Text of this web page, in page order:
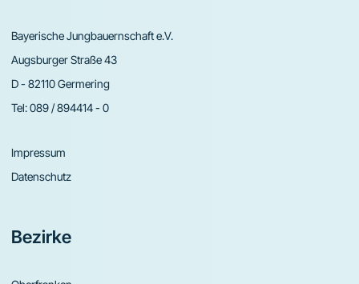
Bayerische Jungbauernschaft e.V.
Augsburger Straße 43
D - 82110 Germering
Tel:089 / 894414 - 0
Impressum
Datenschutz
Bezirke